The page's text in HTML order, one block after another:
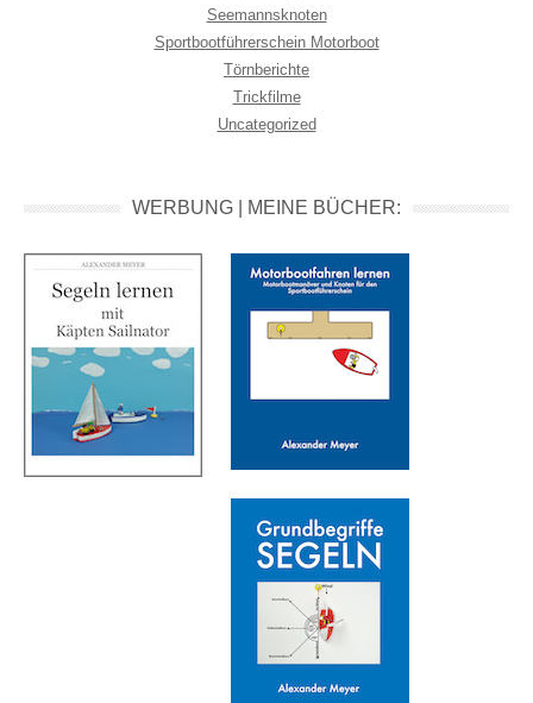
Seemannsknoten
Sportbootführerschein Motorboot
Törnberichte
Trickfilme
Uncategorized
WERBUNG | MEINE BÜCHER: